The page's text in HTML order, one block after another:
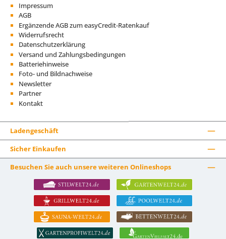
Impressum
AGB
Ergänzende AGB zum easyCredit-Ratenkauf
Widerrufsrecht
Datenschutzerklärung
Versand und Zahlungsbedingungen
Batteriehinweise
Foto- und Bildnachweise
Newsletter
Partner
Kontakt
Ladengeschäft
Sicher Einkaufen
Besuchen Sie auch unsere weiteren Onlineshops